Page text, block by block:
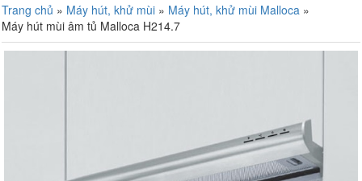
Trang chủ » Máy hút, khử mùi » Máy hút, khử mùi Malloca »
Máy hút mùi âm tủ Malloca H214.7